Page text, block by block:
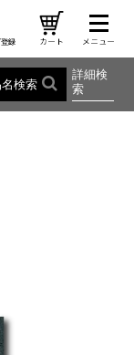
検索
詳細検
索